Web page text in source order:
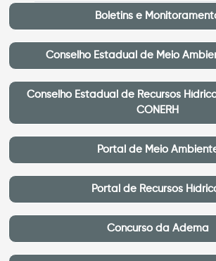
Boletins e
Conselho Estadual de Meio
Conselho Estadual de Recursos
CONERH
Portal de Meio
Portal de Recursos
Concurso da Adema